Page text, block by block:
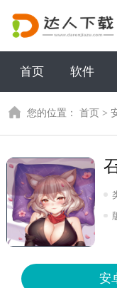
首页 软件
您的位置：首页 >
安